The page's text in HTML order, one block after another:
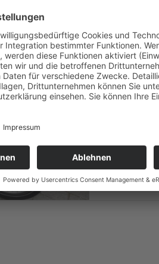
MEDENUS
Caritas Olpe.
Seniorenhaus
zu können.
Realisierung
tun möchten
https://